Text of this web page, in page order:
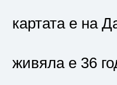
картата е на
живяла е 36